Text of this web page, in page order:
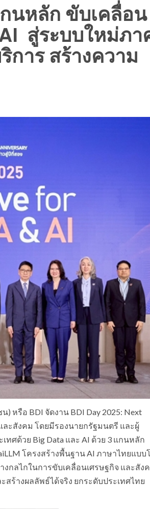
นหลัก ขับเคลื่อน
สู่ระบบใหม่ภา
การ สร้างความ
หรือ BDI จัดงาน BDI Day 2025: Next
ละสังคม โดยมีรองนายกรัฐมนตรี และผู้
ศด้วย Big Data และ AI ด้วย 3 แกนหลัก
โครงสร้างพื้นฐาน AI ภาษาไทยแบบ
ลไกในการขับเคลื่อนเศรษฐกิจ และสัง
ร้างผลลัพธ์ได้จริง ยกระดับประเทศไทย